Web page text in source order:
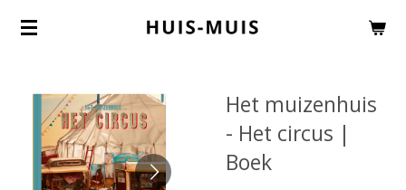
Ga
hoofdinhoud
Het muizenhuis
- Het circus |
Boek